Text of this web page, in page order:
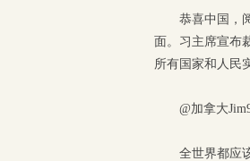
恭喜中国，
面。习主席宣布
所有国家和人民
@加拿大
全世界都应